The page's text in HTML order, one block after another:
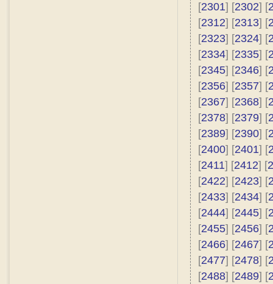
[2301] [2302] [
[2312] [2313] [
[2323] [2324] [
[2334] [2335] [
[2345] [2346] [
[2356] [2357] [
[2367] [2368] [
[2378] [2379] [
[2389] [2390] [
[2400] [2401] [
[2411] [2412] [
[2422] [2423] [
[2433] [2434] [
[2444] [2445] [
[2455] [2456] [
[2466] [2467] [
[2477] [2478] [
[2488] [2489] [